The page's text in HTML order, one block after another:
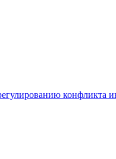
конфликта